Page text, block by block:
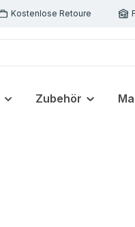
Kostenlose Retoure
Zubehör